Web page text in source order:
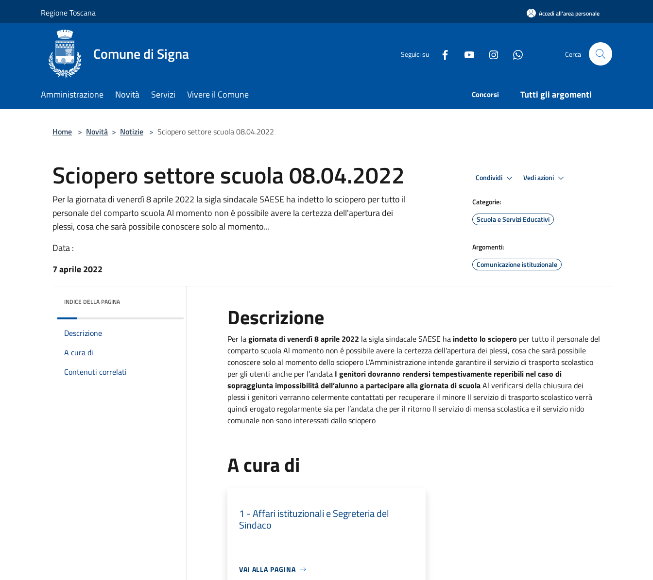
Regione Toscana Accedi all'area personale
Comune di Signa Seguici su Cerca
Amministrazione Novità Servizi Vivere il Comune Concorsi Tutti gli argomenti
Home > Novità > Notizie > Sciopero settore scuola 08.04.2022
Sciopero settore scuola 08.04.2022
Per la giornata di venerdì 8 aprile 2022 la sigla sindacale SAESE ha indetto lo sciopero per tutto il
personale del comparto scuola Al momento non é possibile avere la certezza dell'apertura dei
plessi, cosa che sarà possibile conoscere solo al momento...
Data :
7 aprile 2022
Condividi Vedi azioni
Categorie:
Scuola e Servizi Educativi
Argomenti:
Comunicazione istituzionale
INDICE DELLA PAGINA
Descrizione
A cura di
Contenuti correlati
Descrizione
Per lagiornata di venerdì 8 aprile 2022 la sigla sindacale SAESE ha indetto lo sciopero per tutto il personale del
comparto scuola Al momento non é possibile avere la certezza dell'apertura dei plessi, cosa che sarà possibile
conoscere solo al momento dello sciopero L’Amministrazione intende garantire il servizio di trasporto scolastico
per gli utenti anche per l’andata I genitori dovranno rendersi tempestivamente reperibili nel caso di
sopraggiunta impossibilità dell’alunno a partecipare alla giornata di scuolaAl verificarsi della chiusura dei
plessi i genitori verranno celermente contattati per recuperare il minore Il servizio di trasporto scolastico verrà
quindi erogato regolarmente sia per l’andata che per il ritorno Il servizio di mensa scolastica e il servizio nido
comunale non sono interessati dallo sciopero
A cura di
1 - Affari istituzionali e Segreteria del
Sindaco
VAI ALLA PAGINA